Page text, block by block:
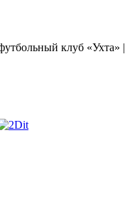
клуб «Ухта» |